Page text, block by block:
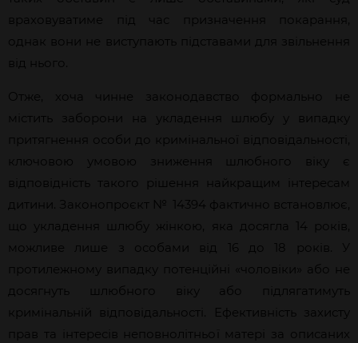
враховуватиме під час призначення покарання,
однак вони не виступають підставами для звільнення
від нього.
Отже, хоча чинне законодавство формально не
містить заборони на укладення шлюбу у випадку
притягнення особи до кримінальної відповідальності,
ключовою умовою зниження шлюбного віку є
відповідність такого рішення найкращим інтересам
дитини. Законопроєкт № 14394 фактично встановлює,
що укладення шлюбу жінкою, яка досягла 14 років,
можливе лише з особами від 16 до 18 років. У
протилежному випадку потенційні «чоловіки» або не
досягнуть шлюбного віку або підлягатимуть
кримінальній відповідальності. Ефективність захисту
прав та інтересів неповнолітньої матері за описаних